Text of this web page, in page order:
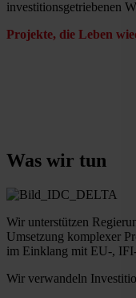
investitionsgetriebenen
Projekte, die Leben
Was wir tun
Wir unterstützen
Umsetzung komplexer
im Einklang mit EU-, IFI-
Wir verwandeln